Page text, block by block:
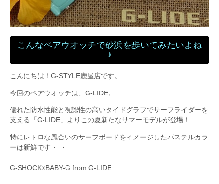
こんなペアウオッチで砂浜を歩いてみたいよね
♪
こんにちは！G-STYLE鹿屋店です。
今回のペアウオッチは、G-LIDE。
優れた防水性能と視認性の高いタイドグラフでサーフライダーを
支える「G-LIDE」よりこの夏新たなサマーモデルが登場！
特にレトロな風合いのサーフボードをイメージしたパステルカラ
ーは新鮮です・ ・
G-SHOCK×BABY-G from G-LIDE